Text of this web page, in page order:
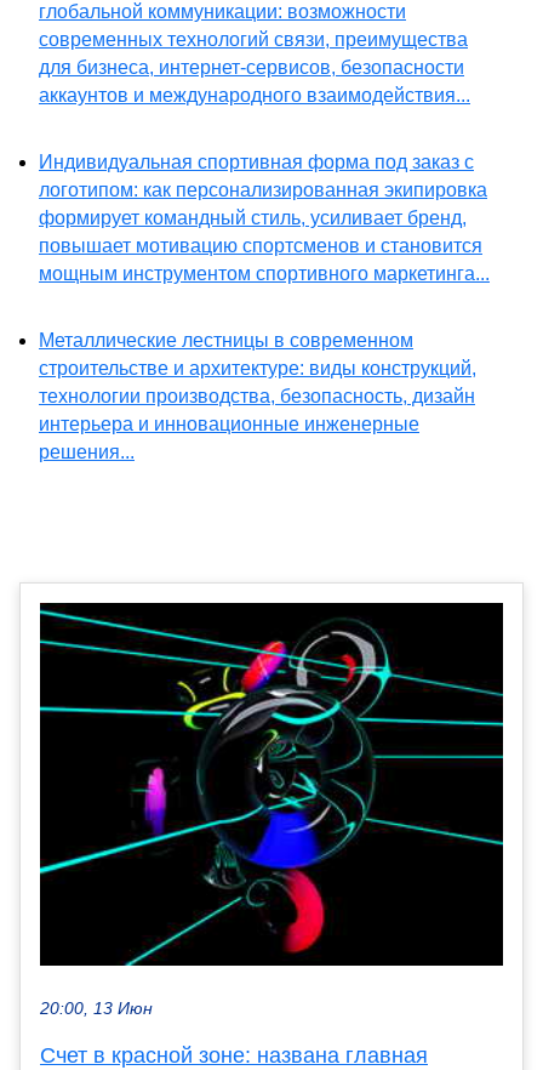
глобальной коммуникации: возможности
современных технологий связи, преимущества
для бизнеса, интернет-сервисов, безопасности
аккаунтов и международного взаимодействия...
Индивидуальная спортивная форма под заказ с
логотипом: как персонализированная экипировка
формирует командный стиль, усиливает бренд,
повышает мотивацию спортсменов и становится
мощным инструментом спортивного маркетинга...
Металлические лестницы в современном
строительстве и архитектуре: виды конструкций,
технологии производства, безопасность, дизайн
интерьера и инновационные инженерные
решения...
20:00, 13 Июн
Счет в красной зоне: названа главная